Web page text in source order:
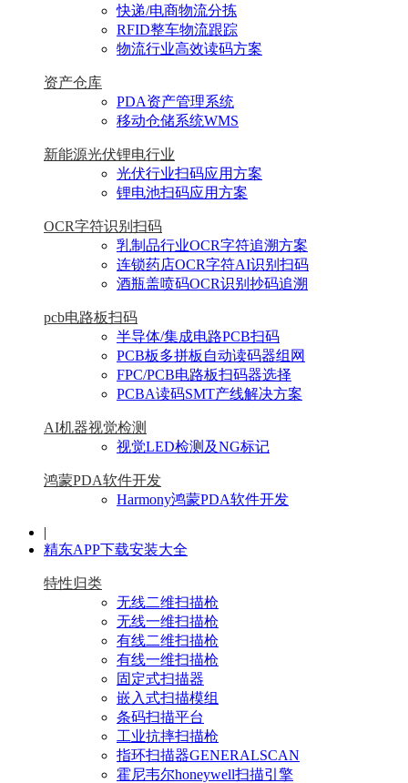
快递/电商物流分拣
RFID整车物流跟踪
物流行业高效读码方案
资产仓库
PDA资产管理系统
移动仓储系统WMS
新能源光伏锂电行业
光伏行业扫码应用方案
锂电池扫码应用方案
OCR字符识别扫码
乳制品行业OCR字符追溯方案
连锁药店OCR字符AI识别扫码
酒瓶盖喷码OCR识别抄码追溯
pcb电路板扫码
半导体/集成电路PCB扫码
PCB板多拼板自动读码器组网
FPC/PCB电路板扫码器选择
PCBA读码SMT产线解决方案
AI机器视觉检测
视觉LED检测及NG标记
鸿蒙PDA软件开发
Harmony鸿蒙PDA软件开发
|
精东APP下载安装大全
特性归类
无线二维扫描枪
无线一维扫描枪
有线二维扫描枪
有线一维扫描枪
固定式扫描器
嵌入式扫描模组
条码扫描平台
工业抗摔扫描枪
指环扫描器GENERALSCAN
霍尼韦尔honeywell扫描引擎